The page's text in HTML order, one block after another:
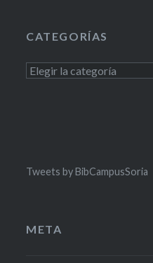
CATEGORÍAS
Categorías
Tweets by BibCampusSoria
META